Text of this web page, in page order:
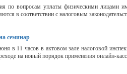
по вопросам уплаты физическими
в соответствии с налоговым
семинар
в 11 часов в актовом зале налоговой
на новый порядок применения онлайн-